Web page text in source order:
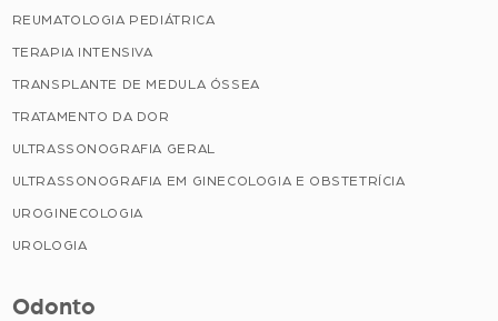
REUMATOLOGIA PEDIÁTRICA
TERAPIA INTENSIVA
TRANSPLANTE DE MEDULA ÓSSEA
TRATAMENTO DA DOR
ULTRASSONOGRAFIA GERAL
ULTRASSONOGRAFIA EM GINECOLOGIA E OBSTETRÍCIA
UROGINECOLOGIA
UROLOGIA
Odonto